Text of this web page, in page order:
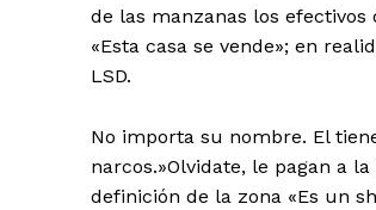
de las manzanas los
«Esta casa se vende»; en
LSD.
No importa su nombre. El
narcos.»Olvidate, le pagan a
definición de la zona «Es un